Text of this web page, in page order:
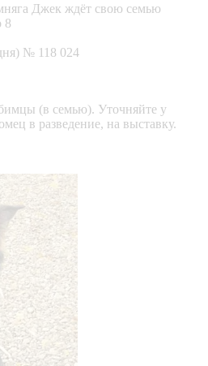
№ 118 024
(в семью). Уточняйте у
в разведение, на выставку.